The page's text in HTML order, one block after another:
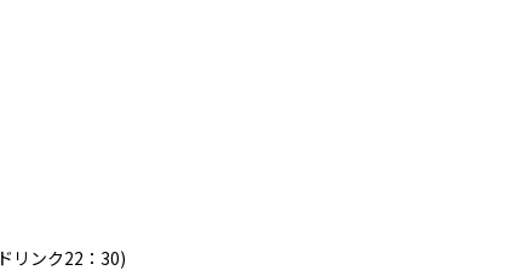
リンク22：30)